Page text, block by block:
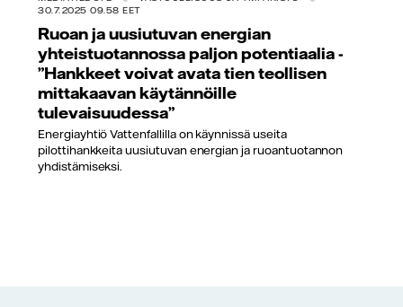
30.7.2025 09.58 EET
Ruoan ja uusiutuvan energian
yhteistuotannossa paljon potentiaalia -
”Hankkeet voivat avata tien teollisen
mittakaavan käytännöille
tulevaisuudessa”
Energiayhtiö Vattenfallilla on käynnissä useita
pilottihankkeita uusiutuvan energian ja ruoantuotannon
yhdistämiseksi.